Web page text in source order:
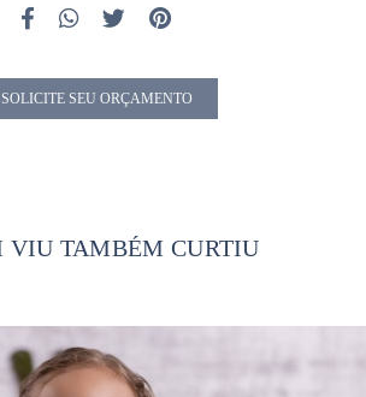
SOLICITE SEU ORÇAMENTO
VIU TAMBÉM CURTIU